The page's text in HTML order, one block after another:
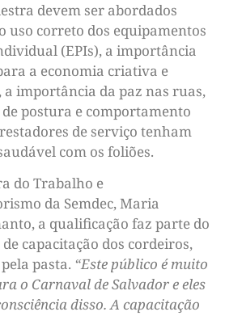
devem ser abordados
uso correto dos equipamentos
(EPIs), a importância
a economia criativa e
a importância da paz nas ruas,
de postura e comportamento
de serviço tenham
com os foliões.
do Trabalho e
da Semdec, Maria
a qualificação faz parte do
capacitação dos cordeiros,
pasta. “Este público é muito
o Carnaval de Salvador e eles
disso. A capacitação